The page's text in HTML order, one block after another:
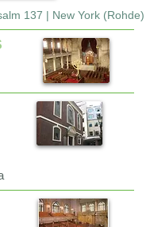
137 | New York (Rohde)